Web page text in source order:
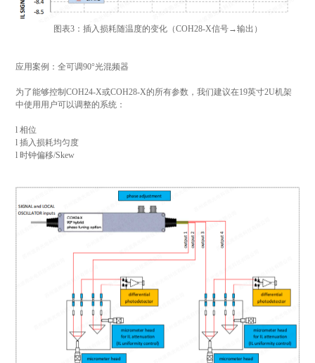
图表3：插入损耗随温度的变化（COH28-X信号→输出）
应用案例：全可调90°光混频器
为了能够控制COH24-X或COH28-X的所有参数，我们建议在19英寸2U机架
中使用用户可以调整的系统：
l 相位
l 插入损耗均匀度
l 时钟偏移/Skew